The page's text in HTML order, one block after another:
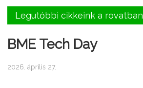
Legutóbbi cikkeink a rovatban
BME Tech Day
2026. április 27.